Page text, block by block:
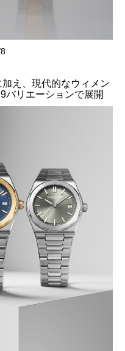
え、現代的なウィメン
バリエーションで展開